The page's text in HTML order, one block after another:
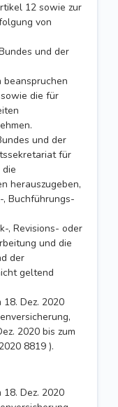
12 sowie zur
von
und der
beanspruchen
die für
und der
für
herauszugeben,
Buchführungs-
, Revisions- oder
und die
der
geltend
18. Dez. 2020
2020 bis zum
8819 ).
18. Dez. 2020